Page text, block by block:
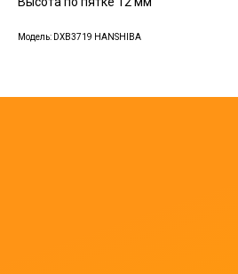
Модель: DXB3719 HANSHIBA